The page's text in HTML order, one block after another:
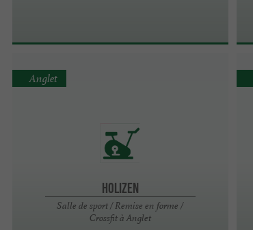
Holizen
Salle de sport / Remise en forme /
Crossfit à Anglet
Anglet